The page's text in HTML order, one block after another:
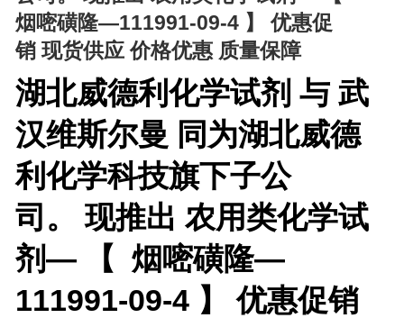
烟嘧磺隆—111991-09-4 】 优惠促
销 现货供应 价格优惠 质量保障
湖北威德利化学试剂 与 武
汉维斯尔曼 同为湖北威德
利化学科技旗下子公
司。 现推出 农用类化学试
剂— 【 烟嘧磺隆—
111991-09-4 】 优惠促销